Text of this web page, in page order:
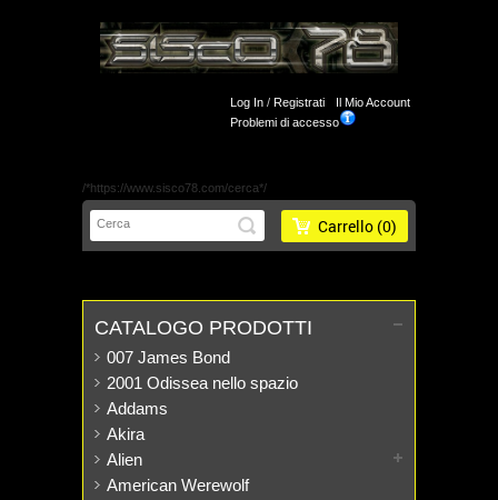
/*https://www.sisco78.com/cerca*/
Log In / Registrati
Il Mio Account
Problemi di accesso
Carrello (0)
CATALOGO PRODOTTI
007 James Bond
2001 Odissea nello spazio
Addams
Akira
Alien
American Werewolf